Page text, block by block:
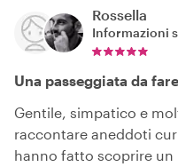
Rossella
Informazioni
Una passeggiata da fare
Gentile, simpatico e
raccontare aneddoti
hanno fatto scoprire un